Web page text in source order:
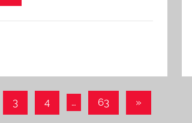
3 4 … 63
Sonraki
»